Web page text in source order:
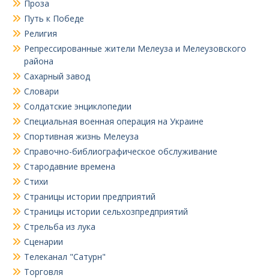
Проза
Путь к Победе
Религия
Репрессированные жители Мелеуза и Мелеузовского
района
Сахарный завод
Словари
Солдатские энциклопедии
Специальная военная операция на Украине
Спортивная жизнь Мелеуза
Справочно-библиографическое обслуживание
Стародавние времена
Стихи
Страницы истории предприятий
Страницы истории сельхозпредприятий
Стрельба из лука
Сценарии
Телеканал "Сатурн"
Торговля